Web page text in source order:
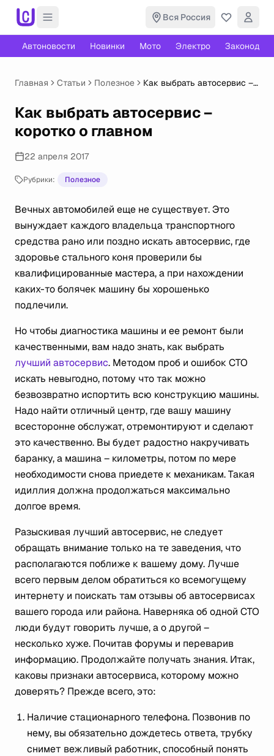
Вся Россия
Автоновости Новинки Мото Электро
Главная Статьи Полезное
Как выбрать автосервис –
Как выбрать автосервис –
коротко о главном
22 апреля 2017
Рубрики: Полезное
Вечных автомобилей еще не существует. Это
вынуждает каждого владельца транспортного
средства рано или поздно искать автосервис, где
здоровье стального коня проверили бы
квалифицированные мастера, а при нахождении
каких-то болячек машину бы хорошенько
подлечили.
Но чтобы диагностика машины и ее ремонт были
качественными, вам надо знать, как выбрать
лучший автосервис. Методом проб и ошибок СТО
искать невыгодно, потому что так можно
безвозвратно испортить всю конструкцию машины.
Надо найти отличный центр, где вашу машину
всесторонне обслужат, отремонтируют и сделают
это качественно. Вы будет радостно накручивать
баранку, а машина – километры, потом по мере
необходимости снова приедете к механикам. Такая
идиллия должна продолжаться максимально
долгое время.
Разыскивая лучший автосервис, не следует
обращать внимание только на те заведения, что
располагаются поближе к вашему дому. Лучше
всего первым делом обратиться ко всемогущему
интернету и поискать там отзывы об автосервисах
вашего города или района. Наверняка об одной СТО
люди будут говорить лучше, а о другой –
несколько хуже. Почитав форумы и переварив
информацию. Продолжайте получать знания. Итак,
каковы признаки автосервиса, которому можно
доверять? Прежде всего, это:
Наличие стационарного телефона. Позвонив по
нему, вы обязательно дождетесь ответа, трубку
снимет вежливый работник, способный понять